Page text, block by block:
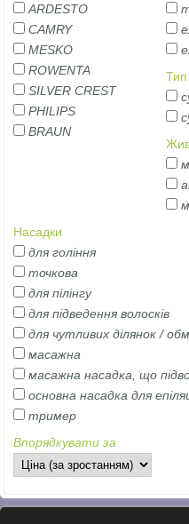
ARDESTO
CAMRY
MESKO
ROWENTA
SILVER CREST
PHILIPS
BRAUN
Тип
Насадки
для гоління
точкова
для пілінгу
для підведення волосків
для чутливих ділянок /
масажна
масажна насадка, що
основна насадка для
тример
Впорядкувати за